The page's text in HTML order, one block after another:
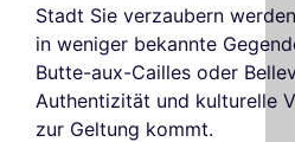
Stadt Sie verzaubern
in weniger bekannte
Butte-aux-Cailles oder
Authentizität und kulturelle
zur Geltung kommt.